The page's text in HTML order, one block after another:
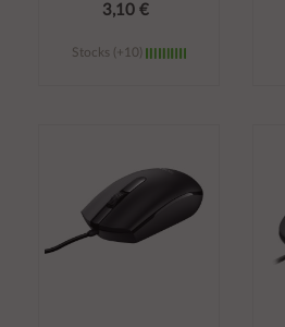
3,10 €
Stocks (+10)